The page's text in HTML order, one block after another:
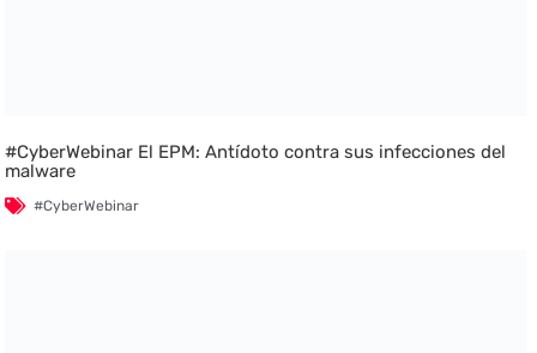
#CyberWebinar El EPM: Antídoto contra sus infecciones del
malware
#CyberWebinar